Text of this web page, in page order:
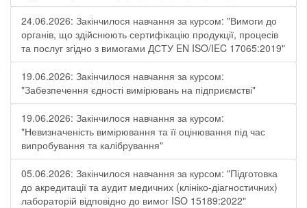
24.06.2026: Закінчилося навчання за курсом: "Вимоги до
органів, що здійснюють сертифікацію продукції, процесів
та послуг згідно з вимогами ДСТУ EN ISO/IEC 17065:2019"
19.06.2026: Закінчилося навчання за курсом:
"Забезпечення єдності вимірювань на підприємстві"
19.06.2026: Закінчилося навчання за курсом:
"Невизначеність вимірювання та її оцінювання під час
випробування та калібрування"
05.06.2026: Закінчилося навчання за курсом: "Підготовка
до акредитації та аудит медичних (клініко-діагностичних)
лабораторій відповідно до вимог ISO 15189:2022"